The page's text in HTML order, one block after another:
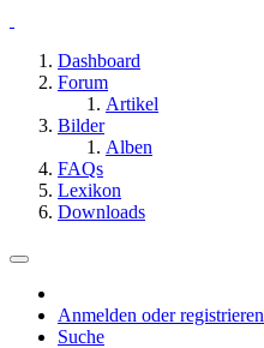
Dashboard
Forum
Artikel
Bilder
Alben
FAQs
Lexikon
Downloads
Anmelden oder registrieren
Suche